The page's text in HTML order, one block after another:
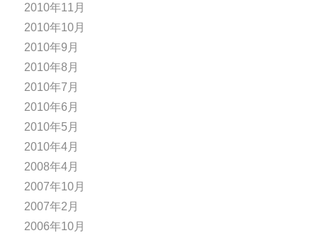
2010年11月
2010年10月
2010年9月
2010年8月
2010年7月
2010年6月
2010年5月
2010年4月
2008年4月
2007年10月
2007年2月
2006年10月